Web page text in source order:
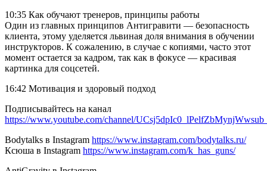
10:35 Как обучают тренеров, принципы работы
Один из главных принципов Антигравити — безопасность
клиента, этому уделяется львиная доля внимания в обучении
инструкторов. К сожалению, в случае с копиями, часто этот
момент остается за кадром, так как в фокусе — красивая
картинка для соцсетей.
16:42 Мотивация и здоровый подход
Подписывайтесь на канал
https://www.youtube.com/channel/
Bodytalks в Instagram https://www.instagram.com/bodytalks.ru/
Ксюша в Instagram https://www.instagram.com/k_has_guns/